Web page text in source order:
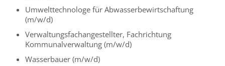
Umwelttechnologe für Abwasserbewirtschaftung
(m/w/d)
Verwaltungsfachangestellter, Fachrichtung
Kommunalverwaltung (m/w/d)
Wasserbauer (m/w/d)